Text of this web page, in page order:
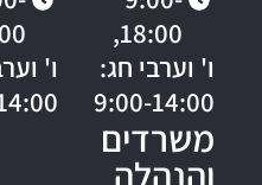
18:00,
ו' וערבי חג:
9:00-14:00
משרדים
ו'